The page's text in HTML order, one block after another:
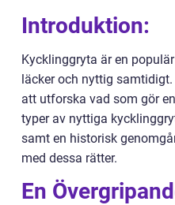
Introduktion:
Kycklinggryta är en
läcker och nyttig
att utforska vad som gör
typer av nyttiga
samt en historisk
med dessa rätter.
En